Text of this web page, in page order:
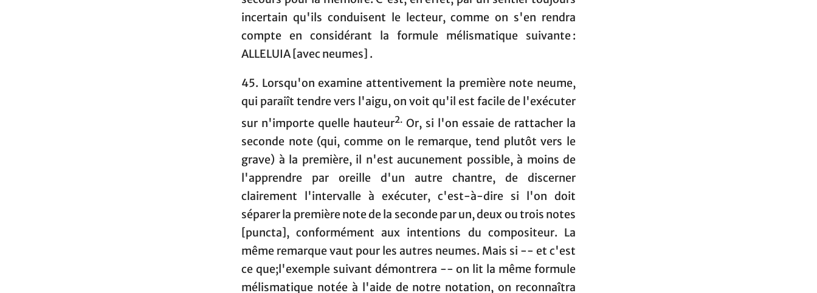
incertain qu'ils conduisent le lecteur, comme on s'en rendra
compte en considérant la formule mélismatique suivante :
ALLELUIA [avec neumes] .
45. Lorsqu'on examine attentivement la première note neume,
qui paraiît tendre vers l'aigu, on voit qu'il est facile de l'exécuter
sur n'importe quelle hauteur2. Or, si l'on essaie de rattacher la
seconde note (qui, comme on le remarque, tend plutôt vers le
grave) à la première, il n'est aucunement possible, à moins de
l'apprendre par oreille d'un autre chantre, de discerner
clairement l'intervalle à exécuter, c'est-à-dire si l'on doit
séparer la première note de la seconde par un, deux ou trois notes
[puncta], conformément aux intentions du compositeur. La
même remarque vaut pour les autres neumes. Mais si -- et c'est
ce que;l'exemple suivant démontrera -- on lit la même formule
mélismatique notée à l'aide de notre notation, on reconnaîtra